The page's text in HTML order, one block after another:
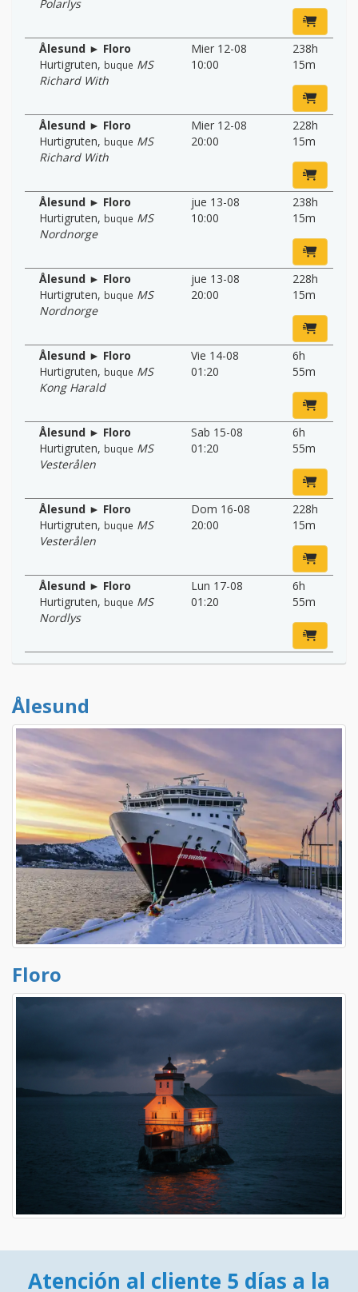
Polarlys
Ålesund ► Floro
Hurtigruten, buque MS
Richard With
Mier 12-08
10:00
238h
15m
Ålesund ► Floro
Hurtigruten, buque MS
Richard With
Mier 12-08
20:00
228h
15m
Ålesund ► Floro
Hurtigruten, buque MS
Nordnorge
jue 13-08
10:00
238h
15m
Ålesund ► Floro
Hurtigruten, buque MS
Nordnorge
jue 13-08
20:00
228h
15m
Ålesund ► Floro
Hurtigruten, buque MS
Kong Harald
Vie 14-08
01:20
6h
55m
Ålesund ► Floro
Hurtigruten, buque MS
Vesterålen
Sab 15-08
01:20
6h
55m
Ålesund ► Floro
Hurtigruten, buque MS
Vesterålen
Dom 16-08
20:00
228h
15m
Ålesund ► Floro
Hurtigruten, buque MS
Nordlys
Lun 17-08
01:20
6h
55m
Ålesund
Floro
Atención al cliente 5 días a la